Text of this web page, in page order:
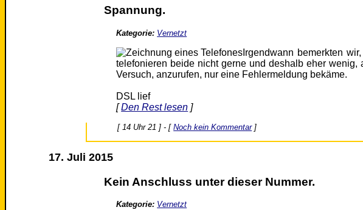
Spannung.
Kategorie: Vernetzt
Irgendwann bemerkten
telefonieren beide nicht gerne und deshalb eher
Versuch, anzurufen, nur eine Fehlermeldung bekäme.
DSL lief
[Den Rest lesen ]
[ 14 Uhr 21 ] - [Noch kein Kommentar]
17. Juli 2015
Kein Anschluss unter dieser Nummer.
Kategorie: Vernetzt